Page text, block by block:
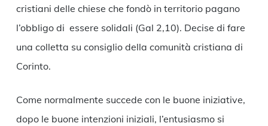
cristiani delle chiese che fondò in territorio pagano
l’obbligo di essere solidali (Gal 2,10). Decise di fare
una colletta su consiglio della comunità cristiana di
Corinto.
Come normalmente succede con le buone iniziative,
dopo le buone intenzioni iniziali, l’entusiasmo si